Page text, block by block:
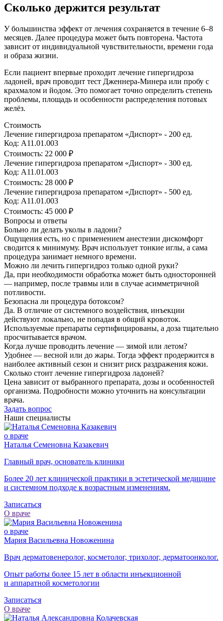
Сколько держится результат
У большинства эффект от лечения сохраняется в течение 6–8
месяцев. Далее процедура может быть повторена. Частота
зависит от индивидуальной чувствительности, времени года
и образа жизни.
Если пациент впервые проходит лечение гипергидроза
ладоней, врач проводит тест Дженнера-Минера или пробу с
крахмалом и йодом. Это помогает точно определить степень
проблемы, площадь и особенности распределения потовых
желёз.
Стоимость
Лечение гипергидроза препаратом «Диспорт» - 200 ед.
Код: А11.01.003
Стоимость: 22 000 ₽
Лечение гипергидроза препаратом «Диспорт» - 300 ед.
Код: А11.01.003
Стоимость: 28 000 ₽
Лечение гипергидроза препаратом «Диспорт» - 500 ед.
Код: А11.01.003
Стоимость: 45 000 ₽
Вопросы и ответы
Больно ли делать уколы в ладони?
Ощущения есть, но с применением анестезии дискомфорт
сводится к минимуму. Врач использует тонкие иглы, а сама
процедура занимает немного времени.
Можно ли лечить гипергидроз только одной руки?
Да, при необходимости обработка может быть односторонней
— например, после травмы или в случае асимметричной
потливости.
Безопасна ли процедура ботоксом?
Да. В отличие от системного воздействия, инъекции
действуют локально, не попадая в общий кровоток.
Используемые препараты сертифицированы, а доза тщательно
просчитывается врачом.
Когда лучше проводить лечение — зимой или летом?
Удобнее — весной или до жары. Тогда эффект продержится в
наиболее активный сезон и снизит риск раздражения кожи.
Сколько стоит лечение гипергидроза ладоней?
Цена зависит от выбранного препарата, дозы и особенностей
организма. Подробности можно уточнить на консультации
врача.
Задать вопрос
Наши специалисты
о враче
Наталья Семеновна Казакевич
Главный врач, основатель клиники
Более 20 лет клинической практики в эстетической медицине
и системном подходе к возрастным изменениям.
Записаться
О враче
о враче
Мария Васильевна Новоженина
Врач дерматовенеролог, косметолог, трихолог, дерматоонколог.
Опыт работы более 15 лет в области инъекционной
и аппаратной косметологии
Записаться
О враче